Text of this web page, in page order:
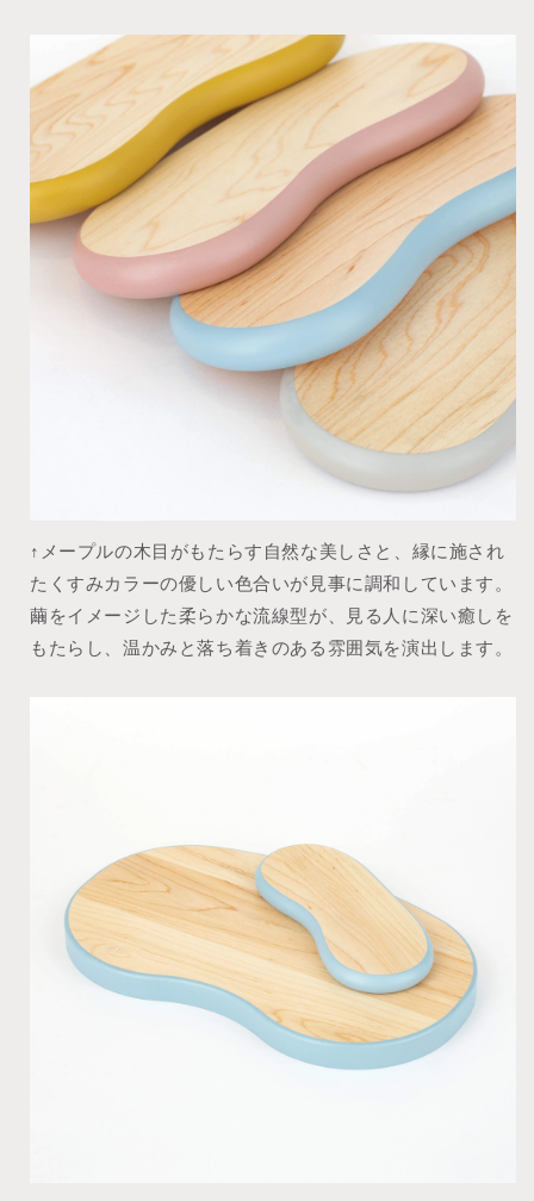
↑メープルの木目がもたらす自然な美しさと、縁に施され
たくすみカラーの優しい色合いが見事に調和しています。
繭をイメージした柔らかな流線型が、見る人に深い癒しを
もたらし、温かみと落ち着きのある雰囲気を演出します。